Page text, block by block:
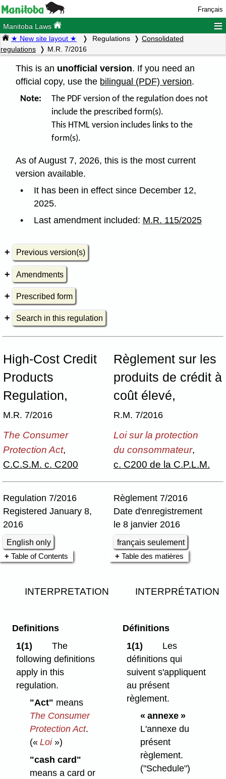
Français
Manitoba Laws ≡
★ New site layout ★ Regulations
Consolidated
regulations
M.R. 7/2016
This is an unofficial version. If you need an
official copy, use the bilingual (PDF) version.
Note: The PDF version of the regulation does not
include the prescribed form(s).
This HTML version includes links to the
form(s).
As of August 7, 2026, this is the most current
version available.
It has been in effect since December 12,
2025.
Last amendment included: M.R. 115/2025
Previous version(s)
Amendments
Prescribed form
Search in this regulation
High-Cost Credit
Products
Regulation,
M.R. 7/2016
Règlement sur les
produits de crédit à
coût élevé,
R.M. 7/2016
The Consumer
Protection Act,
C.C.S.M. c. C200
Loi sur la protection
du consommateur,
c. C200 de la C.P.L.M.
Regulation 7/2016
Registered January 8,
2016
English only
Règlement 7/2016
Date d'enregistrement
le 8 janvier 2016
français seulement
Table of Contents
Table des matières
INTERPRETATION INTERPRÉTATION
Definitions
1(1)
The
following definitions
apply in this
regulation.
"Act" means
The Consumer
Protection Act.
(« Loi»)
"cash card"
means a card or
Définitions
1(1)
Les
définitions qui
suivent s'appliquent
au présent
règlement.
« annexe »
L'annexe du
présent
règlement.
("Schedule")